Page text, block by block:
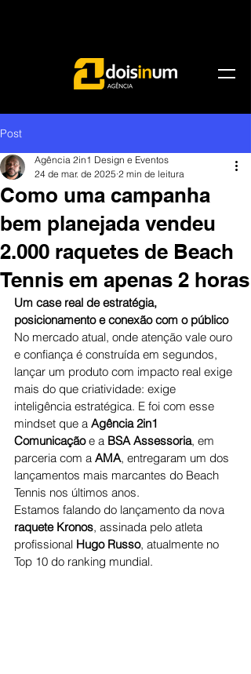
Post
Como uma campanha
bem planejada vendeu
2.000 raquetes de Beach
Tennis em apenas 2 horas
Agência 2in1 Design e Eventos
24 de mar. de 2025 2 min de leitura
Um case real de estratégia,
posicionamento e conexão com o público
No mercado atual, onde atenção vale ouro
e confiança é construída em segundos,
lançar um produto com impacto real exige
mais do que criatividade: exige
inteligência estratégica. E foi com esse
mindset que a Agência 2in1
Comunicação e a BSA Assessoria, em
parceria com a AMA, entregaram um dos
lançamentos mais marcantes do Beach
Tennis nos últimos anos.
Estamos falando do lançamento da nova
raquete Kronos, assinada pelo atleta
profissional Hugo Russo, atualmente no
Top 10 do ranking mundial.